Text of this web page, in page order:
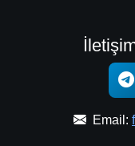
Email: